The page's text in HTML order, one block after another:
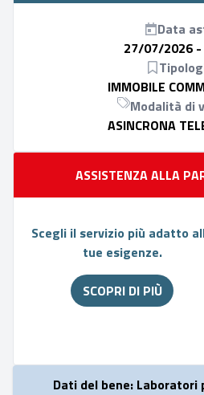
Data
27/07/2026 -
IMMOBILE
Modalità di
ASINCRONA
ASSISTENZA ALLA
Scegli il servizio più adatto
tue esigenze.
SCOPRI DI PIÙ
Dati del bene: